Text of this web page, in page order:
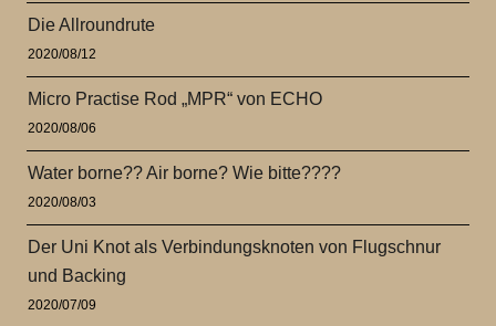
Die Allroundrute
2020/08/12
Micro Practise Rod „MPR“ von ECHO
2020/08/06
Water borne?? Air borne? Wie bitte????
2020/08/03
Der Uni Knot als Verbindungsknoten von Flugschnur
und Backing
2020/07/09